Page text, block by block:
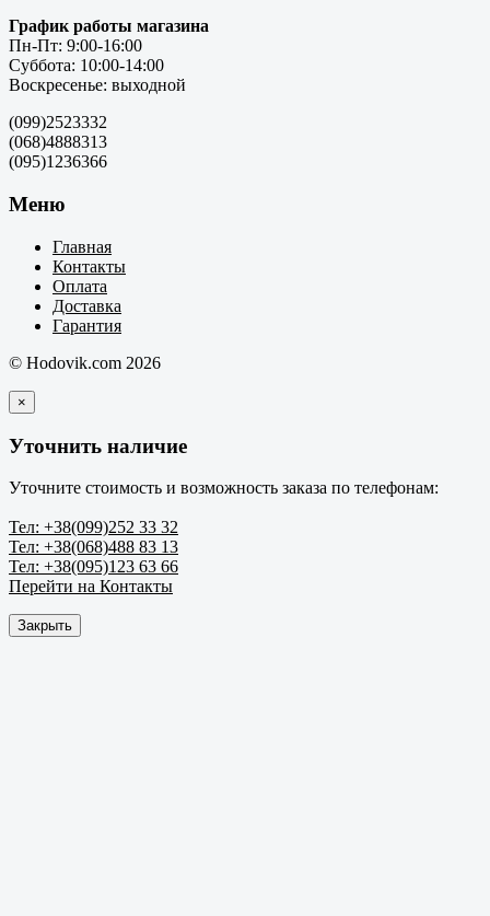
График работы магазина
Пн-Пт: 9:00-16:00
Суббота: 10:00-14:00
Воскресенье: выходной
(099)2523332
(068)4888313
(095)1236366
Меню
Главная
Контакты
Оплата
Доставка
Гарантия
© Hodovik.com 2026
×
Уточнить наличие
Уточните стоимость и возможность заказа по телефонам:
Тел: +38(099)252 33 32
Тел: +38(068)488 83 13
Тел: +38(095)123 63 66
Перейти на Контакты
Закрыть